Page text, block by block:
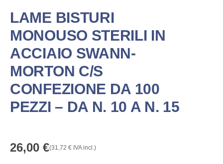
LAME BISTURI
MONOUSO STERILI IN
ACCIAIO SWANN-
MORTON C/S
CONFEZIONE DA 100
PEZZI – DA N. 10 A N. 15
26,00 €(31,72 € IVA incl.)